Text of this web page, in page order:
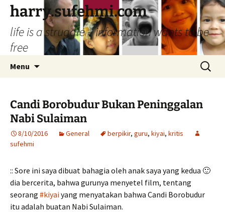
Skip
content
harry.sufehmi.com
life is a struggle – information wants to be
free
Menu
Search
for:
Candi Borobudur Bukan Peninggalan
Nabi Sulaiman
8/10/2016 General berpikir, guru, kiyai, kritis
sufehmi
:: Sore ini saya dibuat bahagia oleh anak saya yang kedua 🙂
dia bercerita, bahwa gurunya menyetel film, tentang
seorang #kiyaiyang menyatakan bahwa Candi Borobudur
itu adalah buatan Nabi Sulaiman.